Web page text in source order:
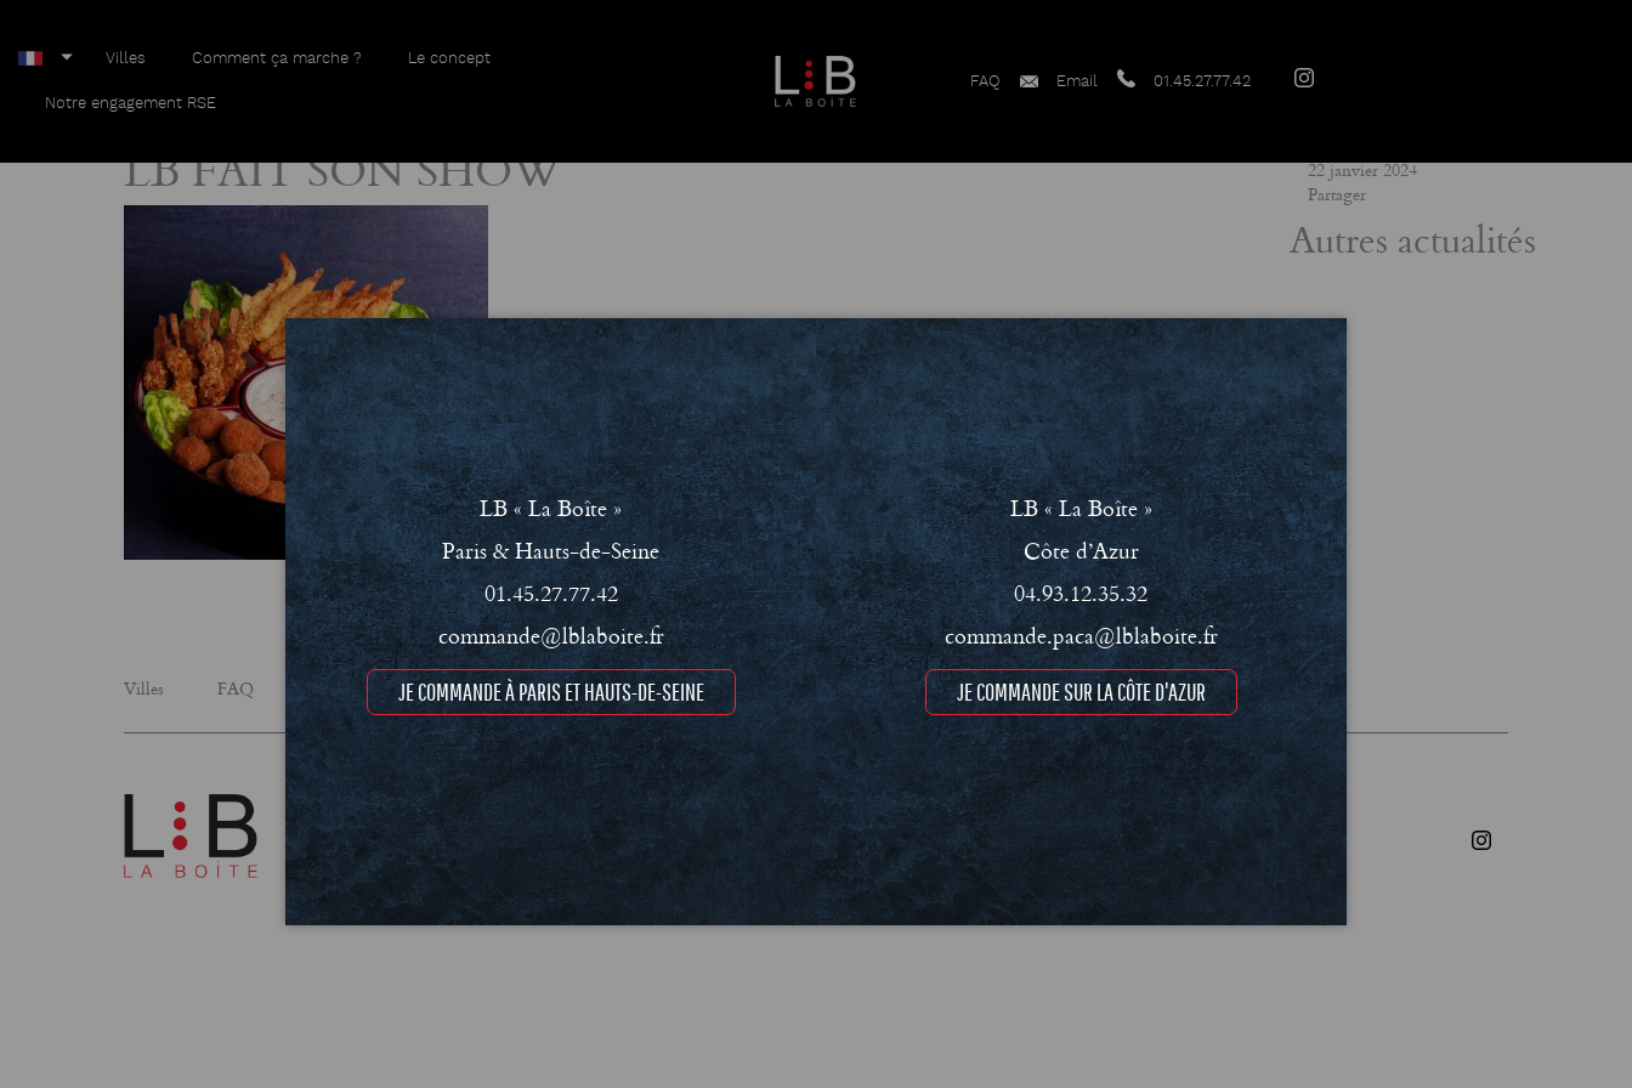
Villes Comment ça marche ? Le concept
Notre engagement RSE
FAQ Email 01.45.27.77.42
LB FAIT SON SHOW
LB FAIT SON SHOW
22 janvier 2024
Partager
Autres actualités
Villes FAQ Le concept Notre engagement RSE Conditions Générales de Vente (CGV) Mentions légales et Politique de confidentialité
LB « La Boîte »
Paris & Hauts-de-Seine
01.45.27.77.42
commande@lblaboite.fr
JE COMMANDE À PARIS ET HAUTS-DE-SEINE
LB « La Boîte »
Côte d’Azur
04.93.12.35.32
commande.paca@lblaboite.fr
JE COMMANDE SUR LA CÔTE D'AZUR